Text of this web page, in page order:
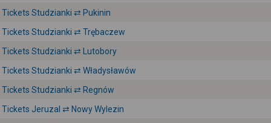
Tickets Studzianki ⇄ Pukinin
Tickets Studzianki ⇄ Trębaczew
Tickets Studzianki ⇄ Lutobory
Tickets Studzianki ⇄ Władysławów
Tickets Studzianki ⇄ Regnów
Tickets Jeruzal ⇄ Nowy Wylezin